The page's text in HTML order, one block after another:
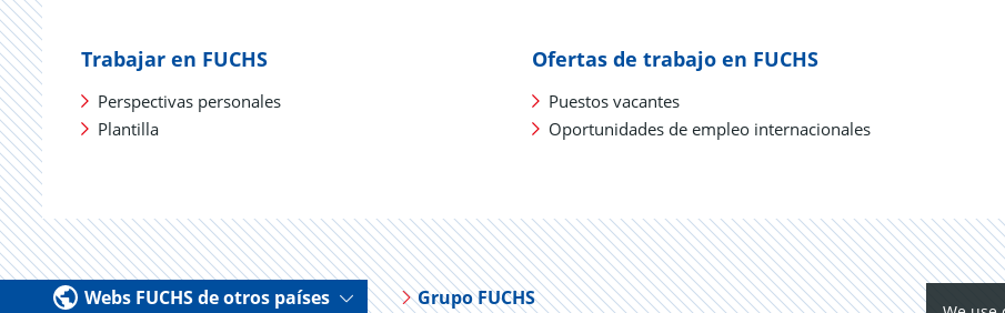
Trabajar en FUCHS
Perspectivas personales
Plantilla
Ofertas de trabajo en FUCHS
Puestos vacantes
Oportunidades de empleo internacionales
Webs FUCHS de otros países Grupo FUCHS